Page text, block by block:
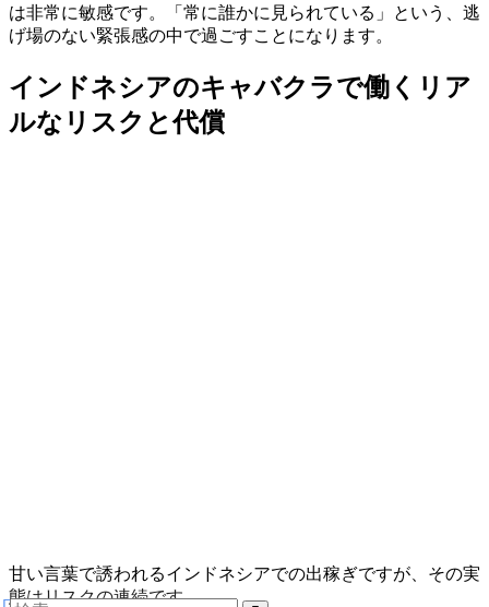
は非常に敏感です。「常に誰かに見られている」という、逃
げ場のない緊張感の中で過ごすことになります。
インドネシアのキャバクラで働くリア
ルなリスクと代償
甘い言葉で誘われるインドネシアでの出稼ぎですが、その実
態はリスクの連続です。